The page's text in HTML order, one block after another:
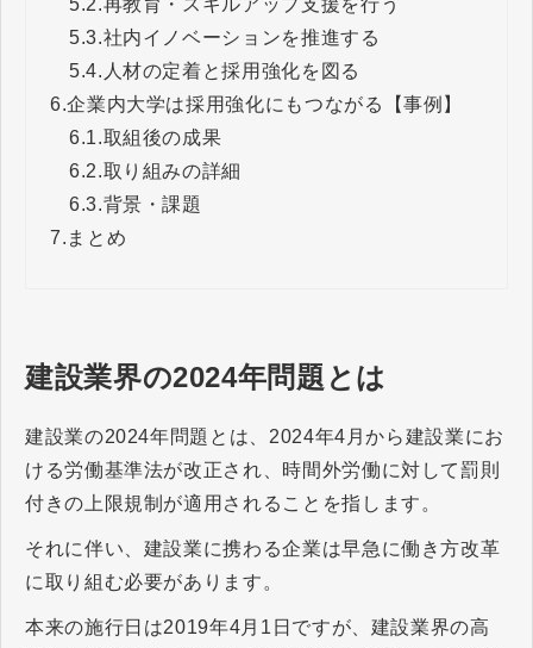
5.3.社内イノベーションを推進する
5.4. 人材の定着と採用強化を図る
6.企業内大学は採用強化にもつながる【事例】
6.1.取組後の成果
6.2.取り組みの詳細
6.3.背景・課題
7. まとめ
建設業界の2024年問題とは
建設業の2024年問題とは、2024年4月から建設業にお
ける労働基準法が改正され、時間外労働に対して罰則
付きの上限規制が適用されることを指します。
それに伴い、建設業に携わる企業は早急に働き方改革
に取り組む必要があります。
本来の施行日は2019年4月1日ですが、建設業界の高